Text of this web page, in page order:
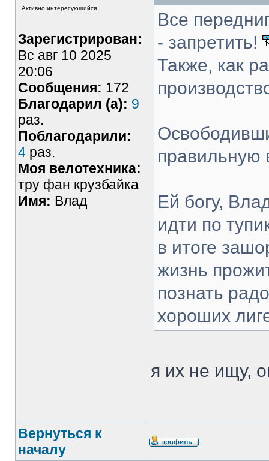
Активно интересующийся
Зарегистрирован:
Вс авг 10 2025
20:06
Сообщения: 172
Благодарил (а): 9
раз.
Поблагодарили:
4 раз.
Моя велотехника:
тру фан крузбайка
Имя: Влад
Все
- запретить!
Также, как
правильную
Ей богу,
идти по
в итоге
жизнь
познать
хороших
я их не ищу,
Вернуться к
началу